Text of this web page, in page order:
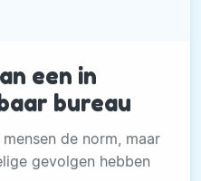
een in
bureau
de norm, maar
gevolgen hebben